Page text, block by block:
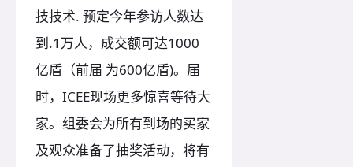
技技术. 预定今年参访人数达
到.1万人，成交额可达1000
亿盾（前届 为600亿盾)。届
时，ICEE现场更多惊喜等待大
家。组委会为所有到场的买家
及观众准备了抽奖活动，将有